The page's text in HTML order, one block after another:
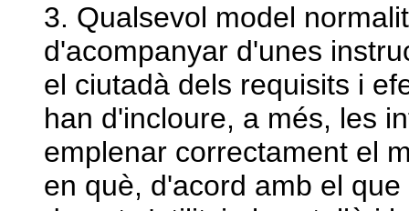
3. Qualsevol model
d'acompanyar d'unes
el ciutadà dels requisits i
han d'incloure, a més, les
emplenar correctament el
en què, d'acord amb el